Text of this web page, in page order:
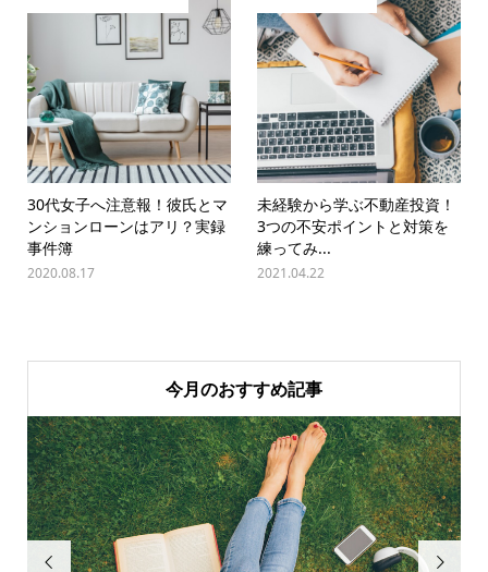
30代女子へ注意報！彼氏とマ
ンションローンはアリ？実録
事件簿
2020.08.17
未経験から学ぶ不動産投資！
3つの不安ポイントと対策を
練ってみ...
2021.04.22
今月のおすすめ記事
 